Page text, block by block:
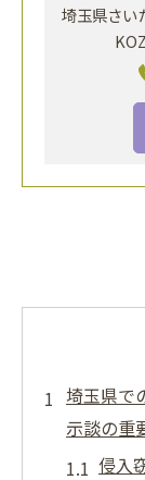
埼玉県さい
埼玉県で
示談の重
侵入